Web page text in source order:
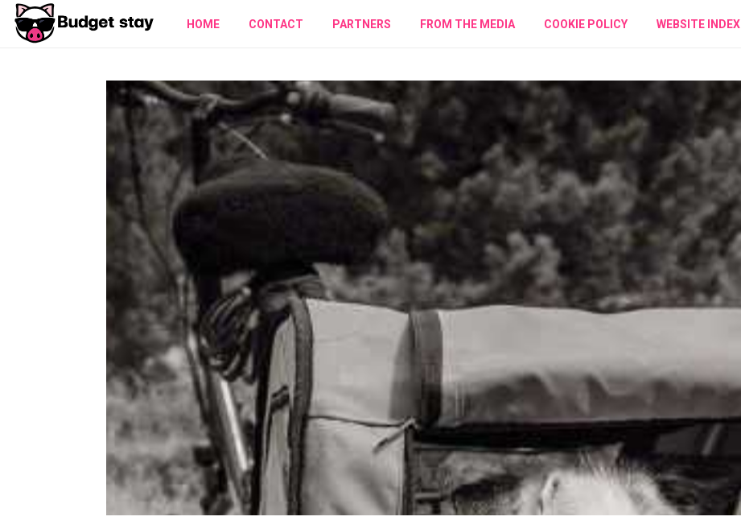
HOME CONTACT PARTNERS FROM THE MEDIA COOKIE POLICY WEBSITE INDEX